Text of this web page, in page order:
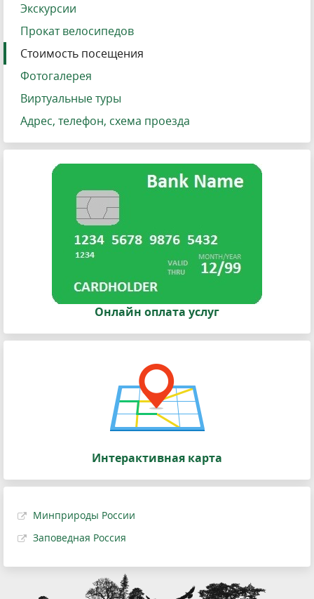
Экскурсии
Прокат велосипедов
Стоимость посещения
Фотогалерея
Виртуальные туры
Адрес, телефон, схема проезда
Онлайн оплата услуг
Интерактивная карта
Минприроды России
Заповедная Россия